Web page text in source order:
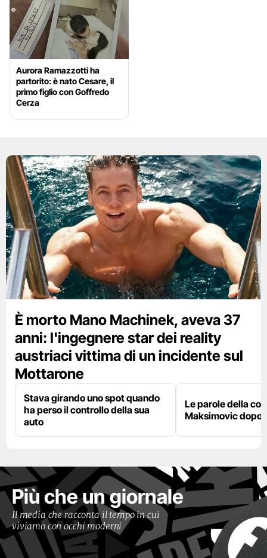
Aurora Ramazzotti ha
partorito: è nato Cesare, il
primo figlio con Goffredo
Cerza
È morto Mano Machinek, aveva 37
anni: l'ingegnere star dei reality
austriaci vittima di un incidente sul
Mottarone
Stava girando uno spot quando
ha perso il controllo della sua
auto
Le parole della
Maksimovic dopo
Più che un giornale
Il media che racconta il tempo in cui
viviamo con occhi moderni